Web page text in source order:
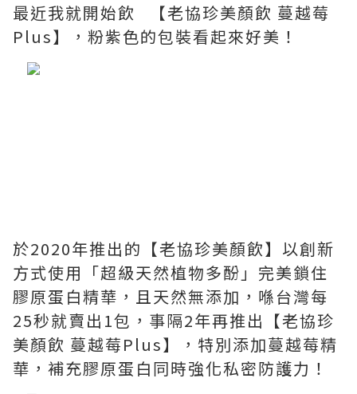
最近我就開始飲 【老協珍美顏飲 蔓越莓
Plus】，粉紫色的包裝看起來好美！
於2020年推出的【老協珍美顏飲】以創新
方式使用「超級天然植物多酚」完美鎖住
膠原蛋白精華，且天然無添加，喺台灣每
25秒就賣出1包，事隔2年再推出【老協珍
美顏飲 蔓越莓Plus】，特別添加蔓越莓精
華，補充膠原蛋白同時強化私密防護力！